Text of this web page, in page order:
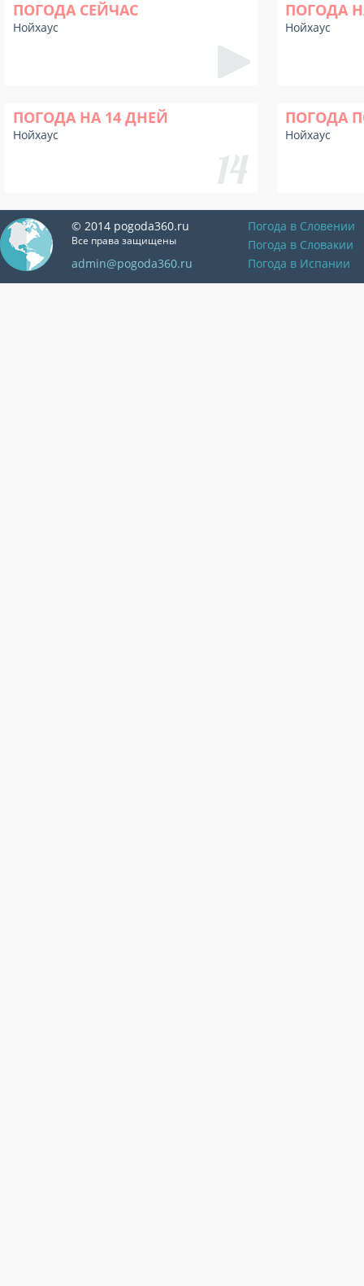
ПОГОДА СЕЙЧАС
Нойхаус
ПОГОДА
Нойхаус
ПОГОДА НА 14 ДНЕЙ
Нойхаус
ПОГОДА
Нойхаус
© 2014 pogoda360.ru
Все права защищены
admin@pogoda360.ru
Погода в Словении
Погода в Словакии
Погода в Испании